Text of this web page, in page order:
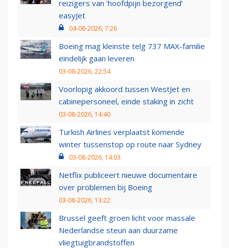
reizigers van ‘hoofdpijn bezorgend’
easyJet
04-08-2026, 7:26
Boeing mag kleinste telg 737 MAX-familie
eindelijk gaan leveren
03-08-2026, 22:54
Voorlopig akkoord tussen WestJet en
cabinepersoneel, einde staking in zicht
03-08-2026, 14:40
Turkish Airlines verplaatst komende
winter tussenstop op route naar Sydney
03-08-2026, 14:03
Netflix publiceert nieuwe documentaire
over problemen bij Boeing
03-08-2026, 13:22
Brussel geeft groen licht voor massale
Nederlandse steun aan duurzame
vliegtuigbrandstoffen